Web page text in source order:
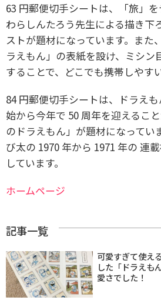
63 円郵便切手シートは、「旅」
わらしんたろう先生による描き下
ストが題材になっています。また
ラえもん」の表紙を設け、ミシン
することで、どこでも携帯しやす
84 円郵便切手シートは、ドラえ
始から今年で 50 周年を迎えるこ
のドラえもん」が題材になってい
び太の 1970 年から 1971 年の 連
しています。
ホームページ
記事一覧
可愛すぎて使え
した「ドラえも
愛さでした！